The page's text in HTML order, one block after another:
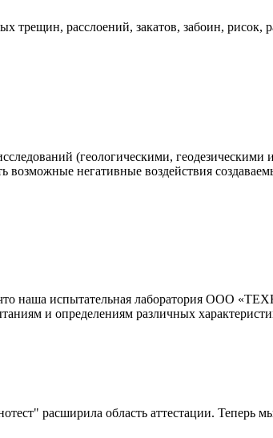
трещин, расслоений, закатов, забоин, рисок,
(геологическими,
негативные воздействия
что наша испытательная лаборатория ООО
определениям различных характеристик.
расширила область аттестации. Теперь